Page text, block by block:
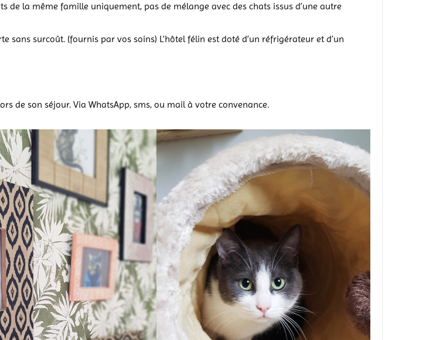
la même famille uniquement, pas de mélange avec des chats issus d’une autre
surcoût. (fournis par vos soins) L’hôtel félin est doté d’un réfrigérateur et d’un
de son séjour. Via WhatsApp, sms, ou mail à votre convenance.